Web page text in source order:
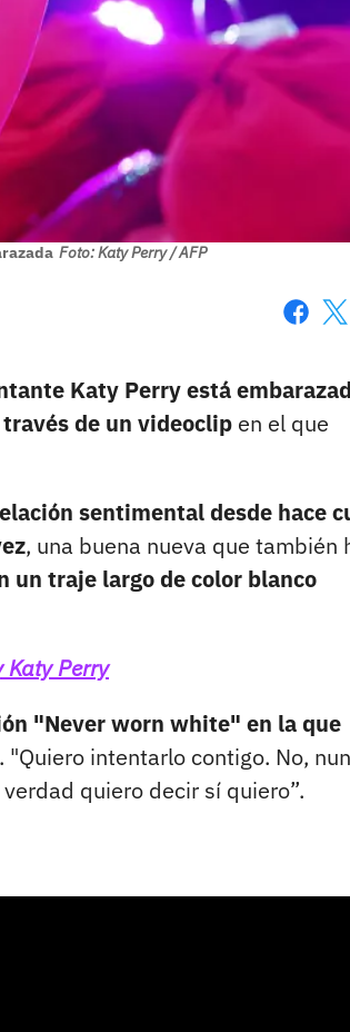
Foto: Katy Perry / AFP
Katy Perry está
de un videoclip en el que
sentimental desde hace
, una buena nueva que también
un traje largo de color blanco
Katy Perry
"Never worn white" en la que
. "Quiero intentarlo contigo. No,
quiero decir sí quiero”.